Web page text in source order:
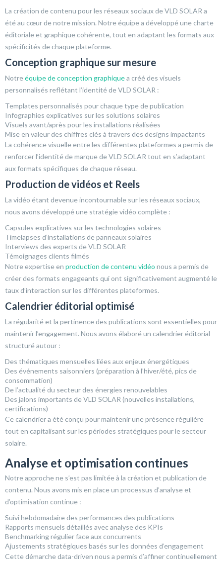
La création de contenu pour les réseaux sociaux de VLD SOLAR a
été au cœur de notre mission. Notre équipe a développé une charte
éditoriale et graphique cohérente, tout en adaptant les formats aux
spécificités de chaque plateforme.
Conception graphique sur mesure
Notreéquipe de conception graphiquea créé des visuels
personnalisés reflétant l’identité de VLD SOLAR :
Templates personnalisés pour chaque type de publication
Infographies explicatives sur les solutions solaires
Visuels avant/après pour les installations réalisées
Mise en valeur des chiffres clés à travers des designs impactants
La cohérence visuelle entre les différentes plateformes a permis de
renforcer l’identité de marque de VLD SOLAR tout en s’adaptant
aux formats spécifiques de chaque réseau.
Production de vidéos et Reels
La vidéo étant devenue incontournable sur les réseaux sociaux,
nous avons développé une stratégie vidéo complète :
Capsules explicatives sur les technologies solaires
Timelapses d’installations de panneaux solaires
Interviews des experts de VLD SOLAR
Témoignages clients filmés
Notre expertise en production de contenu vidéo nous a permis de
créer des formats engageants qui ont significativement augmenté le
taux d’interaction sur les différentes plateformes.
Calendrier éditorial optimisé
La régularité et la pertinence des publications sont essentielles pour
maintenir l’engagement. Nous avons élaboré un calendrier éditorial
structuré autour :
Des thématiques mensuelles liées aux enjeux énergétiques
Des événements saisonniers (préparation à l’hiver/été, pics de
consommation)
De l’actualité du secteur des énergies renouvelables
Des jalons importants de VLD SOLAR (nouvelles installations,
certifications)
Ce calendrier a été conçu pour maintenir une présence régulière
tout en capitalisant sur les périodes stratégiques pour le secteur
solaire.
Analyse et optimisation continues
Notre approche ne s’est pas limitée à la création et publication de
contenu. Nous avons mis en place un processus d’analyse et
d’optimisation continue :
Suivi hebdomadaire des performances des publications
Rapports mensuels détaillés avec analyse des KPIs
Benchmarking régulier face aux concurrents
Ajustements stratégiques basés sur les données d’engagement
Cette démarche data-driven nous a permis d’affiner continuellement